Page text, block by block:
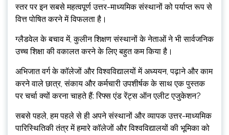
स्तर पर इन सबसे महत्वपूर्ण उत्तर-माध्यमिक संस्थानों को पर्याप्त रूप से
वित्त पोषित करने में विफलता है।
ग्लैडवेल के बचाव में, कुलीन शिक्षण संस्थानों के नेताओं ने भी सार्वजनिक
उच्च शिक्षा की वकालत करने के लिए बहुत कम किया है।
अभिजात वर्ग के कॉलेजों और विश्वविद्यालयों में अध्ययन, पढ़ाने और काम
करने वाले छात्र, संकाय और कर्मचारी उपशीर्षक के साथ एक पुस्तक
पर चर्चा क्यों करना चाहते हैं: रिफ्स एंड रेंट्स ऑन एलीट एजुकेशन?
सबसे पहले, हम पहले से ही अपने संस्थानों और व्यापक उत्तर-माध्यमिक
पारिस्थितिकी तंत्र में हमारे कॉलेजों और विश्वविद्यालयों की भूमिका को